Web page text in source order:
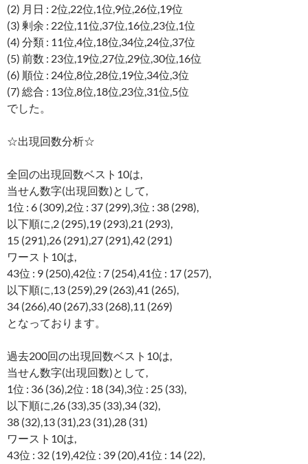
(2) 月日 : 2位,22位,1位,9位,26位,19位
(3) 剰余 : 22位,11位,37位,16位,23位,1位
(4) 分類 : 11位,4位,18位,34位,24位,37位
(5) 前数 : 23位,19位,27位,29位,30位,16位
(6) 順位 : 24位,8位,28位,19位,34位,3位
(7) 総合 : 13位,8位,18位,23位,31位,5位
でした。
☆出現回数分析☆
全回の出現回数ベスト10は,
当せん数字(出現回数)として,
1位 : 6 (309),2位 : 37 (299),3位 : 38 (298),
以下順に,2 (295),19 (293),21 (293),
15 (291),26 (291),27 (291),42 (291)
ワースト10は,
43位 : 9 (250),42位 : 7 (254),41位 : 17 (257),
以下順に,13 (259),29 (263),41 (265),
34 (266),40 (267),33 (268),11 (269)
となっております。
過去200回の出現回数ベスト10は,
当せん数字(出現回数)として,
1位 : 36 (36),2位 : 18 (34),3位 : 25 (33),
以下順に,26 (33),35 (33),34 (32),
38 (32),13 (31),23 (31),28 (31)
ワースト10は,
43位 : 32 (19),42位 : 39 (20),41位 : 14 (22),